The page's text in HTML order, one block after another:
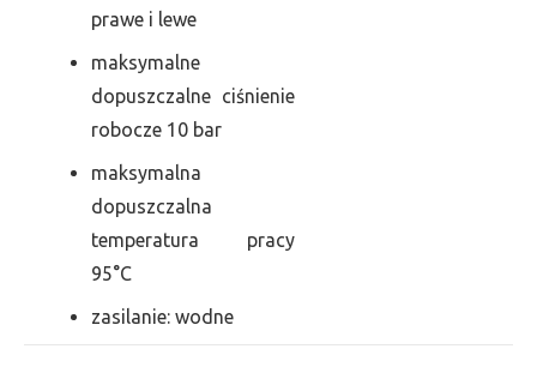
prawe i lewe
maksymalne
dopuszczalne ciśnienie
robocze 10 bar
maksymalna
dopuszczalna
temperatura pracy
95°C
zasilanie: wodne